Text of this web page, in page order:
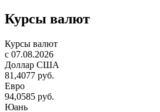
Курсы валют
Курсы валют
c 07.08.2026
Доллар США
81,4077 руб.
Евро
94,0585 руб.
Юань